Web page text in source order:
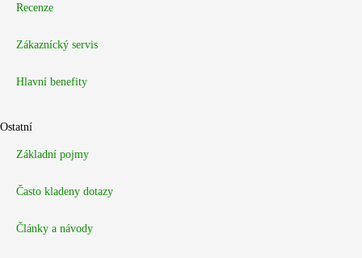
Recenze
Zákaznícký servis
Hlavní benefity
Ostatní
Základní pojmy
Často kladeny dotazy
Články a návody